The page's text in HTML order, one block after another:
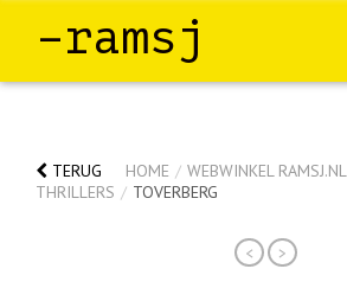
–ramsj
TERUG HOME / WEBWINKEL RAMSJ.NL
THRILLERS / TOVERBERG
< >